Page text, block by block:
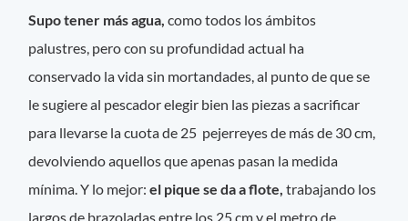
Supo tener más agua, como todos los ámbitos
palustres, pero con su profundidad actual ha
conservado la vida sin mortandades, al punto de que se
le sugiere al pescador elegir bien las piezas a sacrificar
para llevarse la cuota de 25 pejerreyes de más de 30 cm,
devolviendo aquellos que apenas pasan la medida
mínima. Y lo mejor: el pique se da a flote, trabajando los
largos de brazoladas entre los 25 cm y el metro de